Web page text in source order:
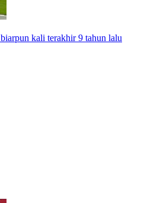
kali terakhir 9 tahun lalu